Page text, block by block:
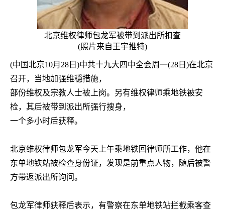
北京维权律师包龙军被带到派出所扣查
(照片来自王宇推特)
(中国北京10月 28 日 )中共十九大四中全会周一(28 日 )在北京
召开，当地加强维穏措施，
部份维权及宗教人士被上岗。另有维权律师乘地铁被安
检，其后被带到派出所强行搜身，
一个多小时后获释。
北京维权律师包龙军今天上午乘地铁回律师所工作，他在
东单地铁站被检查身份证，发现是前重点人物，随后被警
方带返派出所询问。
包龙军律师获释后表示，有警察在东单地铁站拦截乘客查